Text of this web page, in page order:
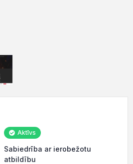
Aktīvs
Sabiedrība ar ierobežotu
atbildību